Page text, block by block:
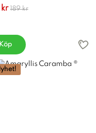
kr 189 kr
Köp